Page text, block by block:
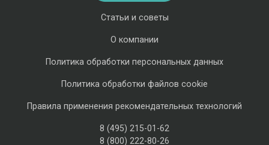
Статьи и советы
О компании
Политика обработки персональных данных
Политика обработки файлов cookie
Правила применения рекомендательных технологий
8 (495) 215-01-62
8 (800) 222-80-26